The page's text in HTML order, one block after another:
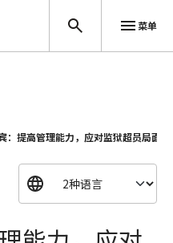
菜单
：提高管理能力，应对监狱超员局面